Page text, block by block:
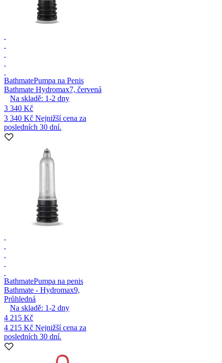
BathmatePumpa na Penis
Bathmate Hydromax7, červená
Na skladě: 1-2 dny
3 340 Kč
3 340 Kč Nejnižší cena za
posledních 30 dní.
BathmatePumpa na penis
Bathmate - Hydromax9,
Průhledná
Na skladě: 1-2 dny
4 215 Kč
4 215 Kč Nejnižší cena za
posledních 30 dní.